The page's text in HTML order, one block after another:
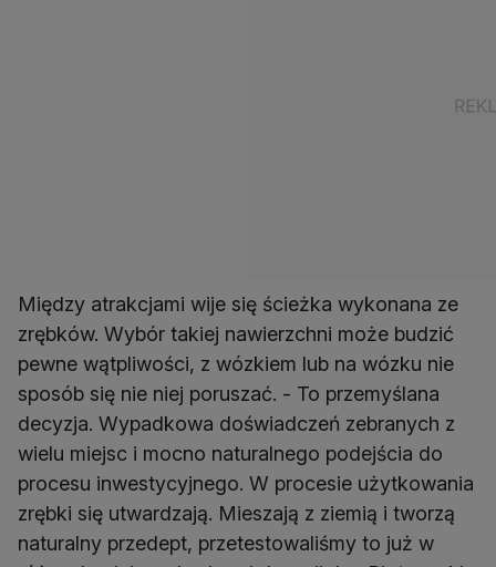
Między atrakcjami wije się ścieżka wykonana ze
zrębków. Wybór takiej nawierzchni może budzić
pewne wątpliwości, z wózkiem lub na wózku nie
sposób się nie niej poruszać. - To przemyślana
decyzja. Wypadkowa doświadczeń zebranych z
wielu miejsc i mocno naturalnego podejścia do
procesu inwestycyjnego. W procesie użytkowania
zrębki się utwardzają. Mieszają z ziemią i tworzą
naturalny przedept, przetestowaliśmy to już w